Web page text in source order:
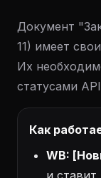
Документ
11) имеет
Их
статусами
Как
WB:
и